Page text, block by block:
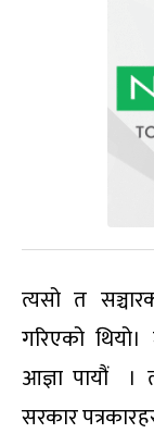
त्यसो त
गरिएको
आज्ञा पायौं ‌ ।
सरकार